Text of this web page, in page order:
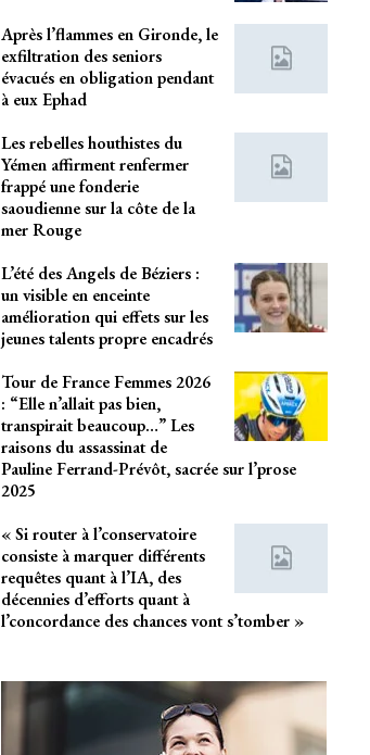
Après l’flammes en Gironde, le
exfiltration des seniors
évacués en obligation pendant
à eux Ephad
Les rebelles houthistes du
Yémen affirment renfermer
frappé une fonderie
saoudienne sur la côte de la
mer Rouge
L’été des Angels de Béziers :
un visible en enceinte
amélioration qui effets sur les
jeunes talents propre encadrés
Tour de France Femmes 2026
: “Elle n’allait pas bien,
transpirait beaucoup…” Les
raisons du assassinat de
Pauline Ferrand-Prévôt, sacrée sur l’prose
2025
« Si router à l’conservatoire
consiste à marquer différents
requêtes quant à l’IA, des
décennies d’efforts quant à
l’concordance des chances vont s’tomber »